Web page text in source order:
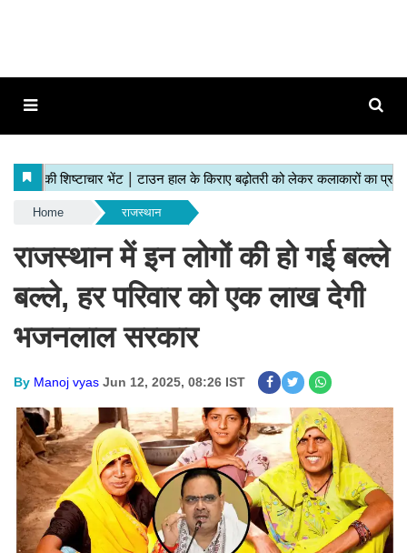
Home राजस्थान
राजस्थान में इन लोगों की हो गई बल्ले
बल्ले, हर परिवार को एक लाख देगी
भजनलाल सरकार
By Manoj vyas Jun 12, 2025, 08:26 IST